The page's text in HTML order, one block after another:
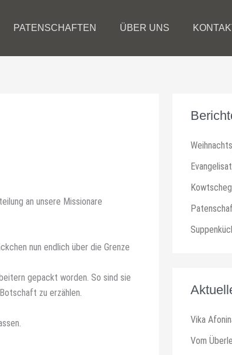
PATENSCHAFTEN ÜBER UNS
an unsere Missionare
nun endlich über die Grenze
gepackt worden. So sind sie
zu erzählen.
Kowtscheg
Vika
Vom